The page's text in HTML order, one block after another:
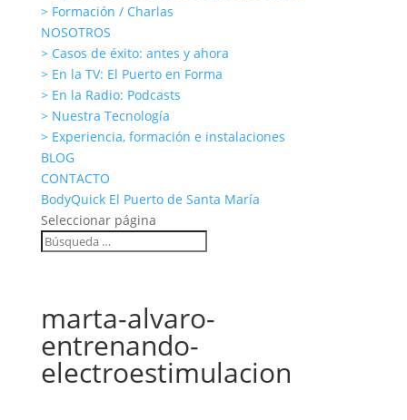
> Formación / Charlas
NOSOTROS
> Casos de éxito: antes y ahora
> En la TV: El Puerto en Forma
> En la Radio: Podcasts
> Nuestra Tecnología
> Experiencia, formación e instalaciones
BLOG
CONTACTO
BodyQuick El Puerto de Santa María
Seleccionar página
marta-alvaro-
entrenando-
electroestimulacion